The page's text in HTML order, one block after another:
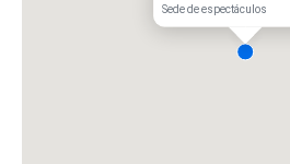
Sede de espectáculos